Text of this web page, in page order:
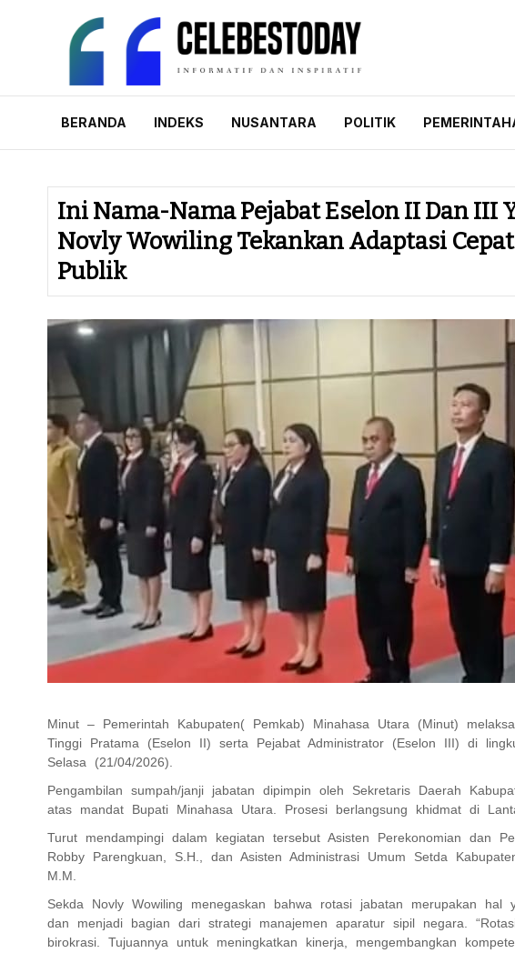
CELEBESTODAY.ID
BERANDA
INDEKS NUSANTARA POLITIK
Ini Nama-Nama Pejabat Eselon II Dan III
Novly Wowiling Tekankan Adaptasi
Publik
Minut – Pemerintah Kabupaten( Pemkab) Minahasa Utara (Minut)
Tinggi Pratama (Eselon II) serta Pejabat Administrator (Eselon III) di
Selasa (21/04/2026).
Pengambilan sumpah/janji jabatan dipimpin oleh Sekretaris Daerah
atas mandat Bupati Minahasa Utara. Prosesi berlangsung khidmat di
Turut mendampingi dalam kegiatan tersebut Asisten Perekonomian dan
Robby Parengkuan, S.H., dan Asisten Administrasi Umum Setda
M.M.
Sekda Novly Wowiling menegaskan bahwa rotasi jabatan merupakan hal
dan menjadi bagian dari strategi manajemen aparatur sipil negara.
birokrasi. Tujuannya untuk meningkatkan kinerja, mengembangkan